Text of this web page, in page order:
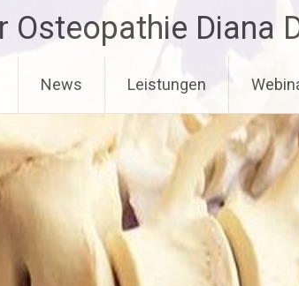
Osteopathie Diana
News Leistungen